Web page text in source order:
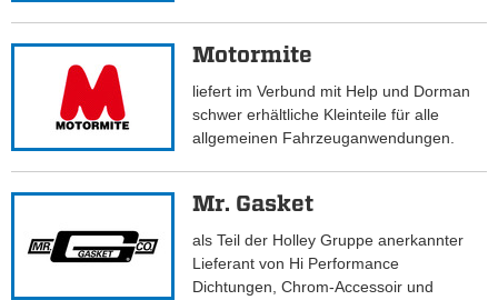
Motormite
liefert im Verbund mit Help und Dorman
schwer erhältliche Kleinteile für alle
allgemeinen Fahrzeuganwendungen.
Mr. Gasket
als Teil der Holley Gruppe anerkannter
Lieferant von Hi Performance
Dichtungen, Chrom-Accessoir und